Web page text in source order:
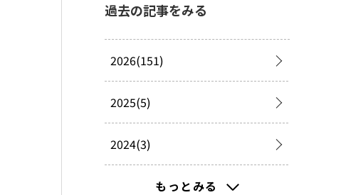
過去の記事をみる
2026(151)
2025(5)
2024(3)
もっとみる